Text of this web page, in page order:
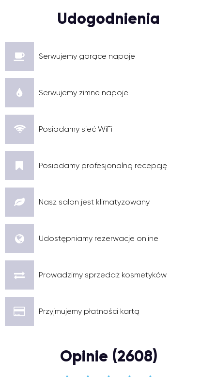
Udogodnienia
Serwujemy gorące napoje
Serwujemy zimne napoje
Posiadamy sieć WiFi
Posiadamy profesjonalną recepcję
Nasz salon jest klimatyzowany
Udostępniamy rezerwacje online
Prowadzimy sprzedaż kosmetyków
Przyjmujemy płatności kartą
Opinie (2608)